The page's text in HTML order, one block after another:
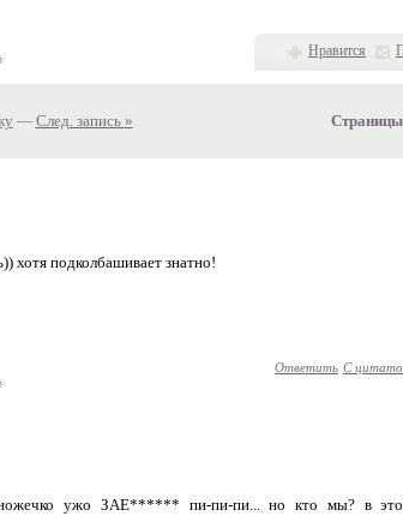
Нравится
— След. запись »
хотя подколбашивает знатно!
Ответить С
ужо ЗАЕ****** пи-пи-пи... но кто мы? в